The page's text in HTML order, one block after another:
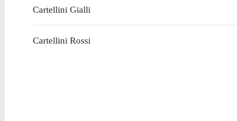
Cartellini Gialli
Cartellini Rossi